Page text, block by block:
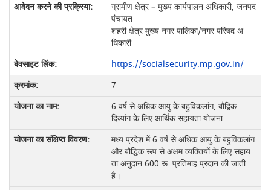
ग्रामीण क्षेत्र – मुख्य कार्यपालन अधिकारी, जनपद
पंचायत
शहरी क्षेत्र मुख्य नगर पालिका/नगर परिषद अ
धिकारी
https://socialsecurity.mp.gov.in/
7
6 वर्ष से अधिक आयु के बहुविकलांग, बौद्विक
दिव्‍यांग के लिए आर्थिक सहायता योजना
मध्य प्रदेश में 6 वर्ष से अधिक आयु के बहुविकलांग
और बौद्धिक रूप से अक्षम व्यक्तियों के लिए सहाय
ता अनुदान 600 रू. प्रतिमाह प्रदान की जाती
है।